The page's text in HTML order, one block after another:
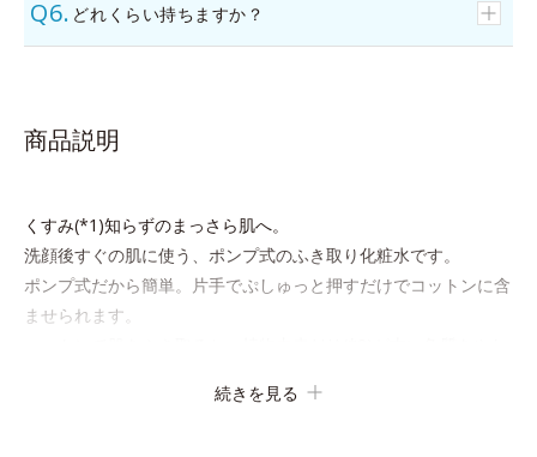
どれくらい持ちますか？
商品説明
くすみ(*1)知らずのまっさら肌へ。
洗顔後すぐの肌に使う、ポンプ式のふき取り化粧水です。
ポンプ式だから簡単。片手でぷしゅっと押すだけでコットンに含
ませられます。
(*3)がほぐれた角層の汚れを素早くなじませ、コットンで除去し
続きを見る